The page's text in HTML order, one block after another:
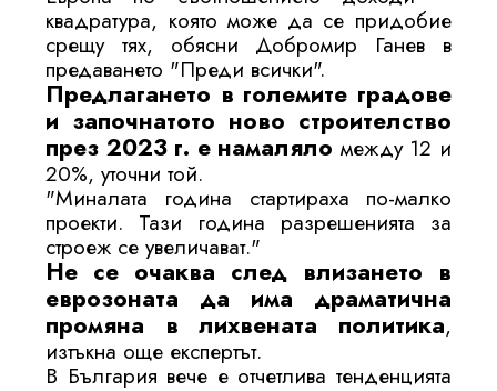
квадратура, която може да се придобие
срещу тях, обясни Добромир Ганев в
предаването "Преди всички".
Предлагането в големите градове
и започнатото ново строителство
през 2023 г. е намаляло между 12 и
20%, уточни той.
"Миналата година стартираха по-малко
проекти. Тази година разрешенията за
строеж се увеличават."
Не се очаква след влизането в
еврозоната да има драматична
промяна в лихвената политика,
изтъкна още експертът.
В България вече е отчетлива тенденцията